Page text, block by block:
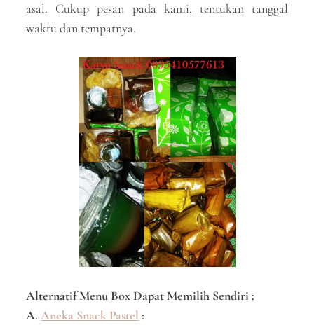
asal. Cukup pesan pada kami, tentukan tanggal
waktu dan tempatnya.
Alternatif Menu Box Dapat Memilih Sendiri :
A.Aneka Snack Pastel :